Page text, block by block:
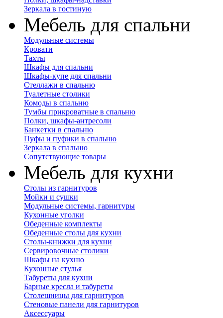
Зеркала в гостиную
Мебель для спальни
Модульные системы
Кровати
Тахты
Шкафы для спальни
Шкафы-купе для спальни
Стеллажи в спальню
Туалетные столики
Комоды в спальню
Тумбы прикроватные в спальню
Полки, шкафы-антресоли
Банкетки в спальню
Пуфы и пуфики в спальню
Зеркала в спальню
Сопутствующие товары
Мебель для кухни
Столы из гарнитуров
Мойки и сушки
Модульные системы, гарнитуры
Кухонные уголки
Обеденные комплекты
Обеденные столы для кухни
Столы-книжки для кухни
Сервировочные столики
Шкафы на кухню
Кухонные стулья
Табуреты для кухни
Барные кресла и табуреты
Столешницы для гарнитуров
Стеновые панели для гарнитуров
Аксессуары